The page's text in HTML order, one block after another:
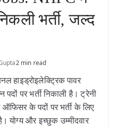
भर्ती, जल्द
2 min read
हाइड्रोइलेक्ट्रिक पावर
पर भर्ती निकाली है। ट्रेनी
के पदों पर भर्ती के लिए
योग्य और इच्छुक उम्मीदवार